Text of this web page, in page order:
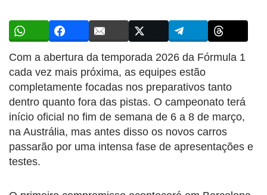
Com a abertura da temporada 2026 da Fórmula 1
cada vez mais próxima, as equipes estão
completamente focadas nos preparativos tanto
dentro quanto fora das pistas. O campeonato terá
início oficial no fim de semana de 6 a 8 de março,
na Austrália, mas antes disso os novos carros
passarão por uma intensa fase de apresentações e
testes.